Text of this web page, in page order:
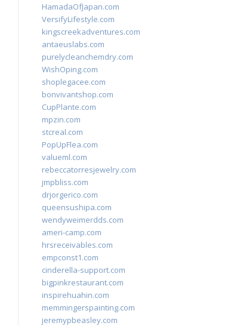
HamadaOfJapan.com
VersifyLifestyle.com
kingscreekadventures.com
antaeuslabs.com
purelycleanchemdry.com
WishOping.com
shoplegacee.com
bonvivantshop.com
CupPlante.com
mpzin.com
stcreal.com
PopUpFlea.com
valueml.com
rebeccatorresjewelry.com
jmpbliss.com
drjorgerico.com
queensushipa.com
wendyweimerdds.com
ameri-camp.com
hrsreceivables.com
empconst1.com
cinderella-support.com
bigpinkrestaurant.com
inspirehuahin.com
memmingerspainting.com
jeremypbeasley.com